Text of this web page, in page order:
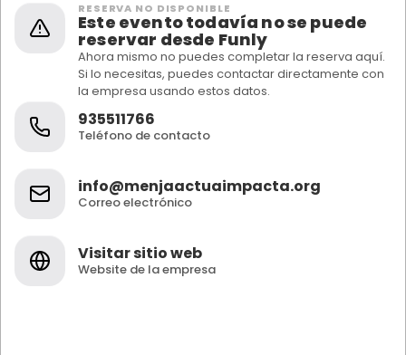
RESERVA NO DISPONIBLE
Este evento todavía no se puede
reservar desde Funly
Ahora mismo no puedes completar la reserva aquí.
Si lo necesitas, puedes contactar directamente con
la empresa usando estos datos.
935511766
Teléfono de contacto
info@menjaactuaimpacta.org
Correo electrónico
Visitar sitio web
Website de la empresa